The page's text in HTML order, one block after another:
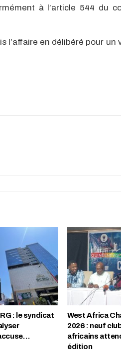
à l’article 544 du
l’affaire en délibéré pour un
: le syndicat
West Africa
2026 : neuf
africains
édition